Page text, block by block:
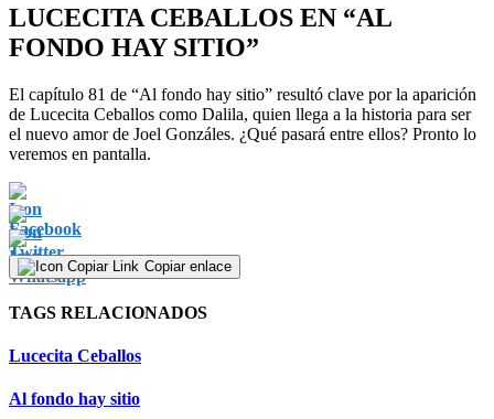
LUCECITA CEBALLOS EN “AL
FONDO HAY SITIO”
El capítulo 81 de “Al fondo hay sitio” resultó clave por la aparición
de Lucecita Ceballos como Dalila, quien llega a la historia para ser
el nuevo amor de Joel Gonzáles. ¿Qué pasará entre ellos? Pronto lo
veremos en pantalla.
Copiar enlace
TAGS RELACIONADOS
Lucecita Ceballos
Al fondo hay sitio